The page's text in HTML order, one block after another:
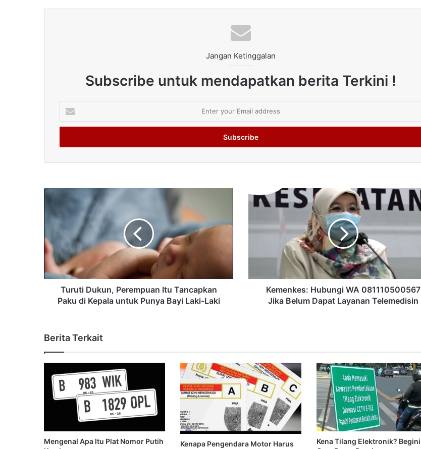
Jangan Ketinggalan
Subscribe untuk mendapatkan berita Terkini !
your
Email
Turuti Dukun, Perempuan Itu Tancapkan
Paku di Kepala untuk Punya Bayi Laki-Laki
Kemenkes: Hubungi WA 081110500567
Jika Belum Dapat Layanan Telemedisin
Berita Terkait
Mengenal Apa Itu Plat Nomor Putih
Kenapa Pengendara Motor Harus
Kena Tilang Elektronik? Begini